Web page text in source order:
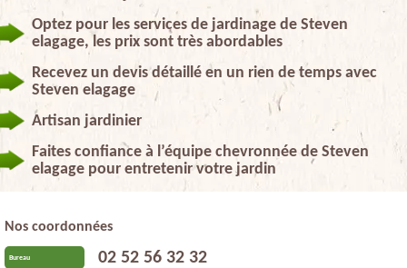
Optez pour les services de jardinage de Steven
elagage, les prix sont très abordables
Recevez un devis détaillé en un rien de temps avec
Steven elagage
Artisan jardinier
Faites confiance à l’équipe chevronnée de Steven
elagage pour entretenir votre jardin
Nos coordonnées
Bureau 02 52 56 32 32